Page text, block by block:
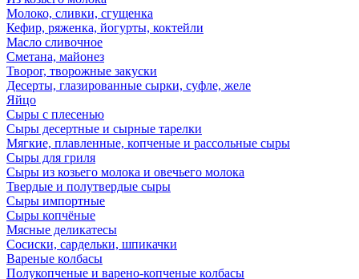
Молоко, сливки, сгущенка
Кефир, ряженка, йогурты, коктейли
Масло сливочное
Сметана, майонез
Творог, творожные закуски
Десерты, глазированные сырки, суфле, желе
Яйцо
Сыры с плесенью
Сыры десертные и сырные тарелки
Мягкие, плавленные, копченые и рассольные сыры
Сыры для гриля
Сыры из козьего молока и овечьего молока
Твердые и полутвердые сыры
Сыры импортные
Сыры копчёные
Мясные деликатесы
Сосиски, сардельки, шпикачки
Вареные колбасы
Полукопченые и варено-копченые колбасы